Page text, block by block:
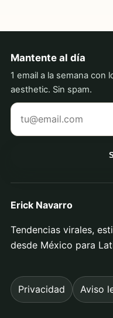
Mantente al día
1 email a la semana con
aesthetic. Sin spam.
Tu correo electrónico
Erick Navarro
Tendencias virales,
desde México para
Privacidad Aviso